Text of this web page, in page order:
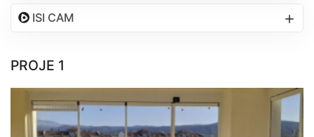
ISI CAM
PROJE 1